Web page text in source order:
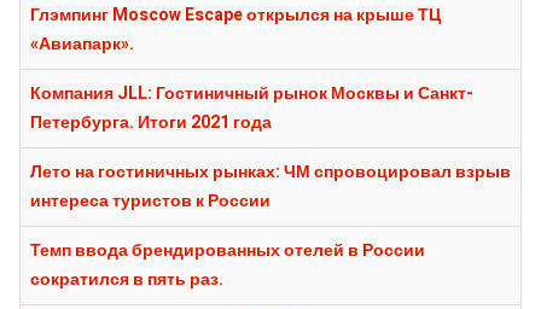
Глэмпинг Moscow Escape открылся на крыше ТЦ
«Авиапарк».
Компания JLL: Гостиничный рынок Москвы и Санкт-
Петербурга. Итоги 2021 года
Лето на гостиничных рынках: ЧМ спровоцировал взрыв
интереса туристов к России
Темп ввода брендированных отелей в России
сократился в пять раз.